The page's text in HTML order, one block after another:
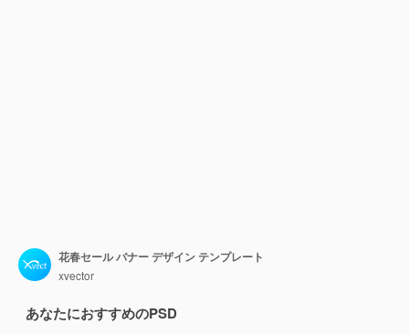
花春セール バナー デザイン テンプレート
xvector
あなたにおすすめのPSD